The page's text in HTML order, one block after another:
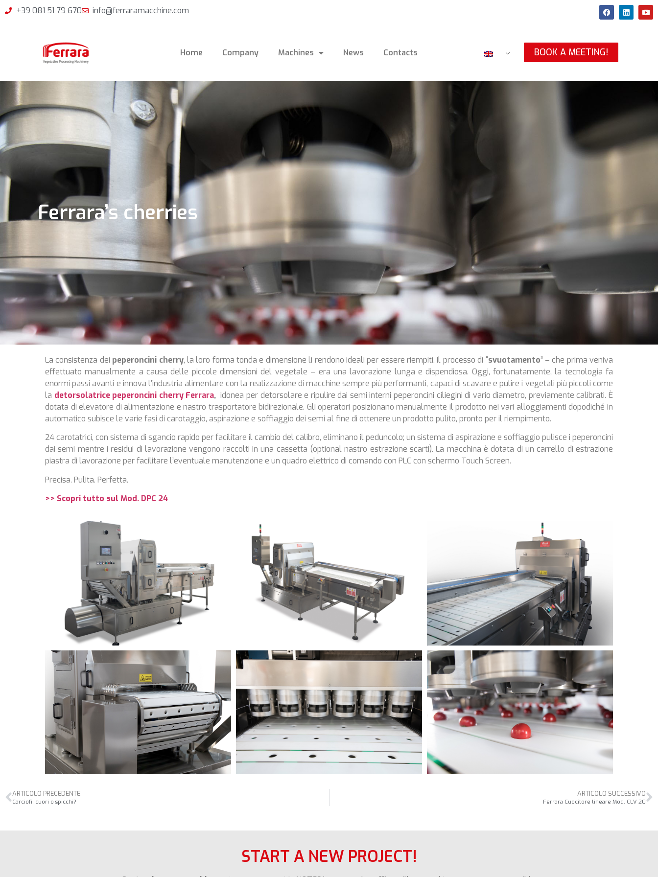
+39 081 51 79 670 info@ferraramacchine.com
Home Company Machines News Contacts BOOK A MEETING!
Ferrara’s cherries
La consistenza dei peperoncini cherry, la loro forma tonda e dimensione li rendono ideali per essere riempiti. Il processo di “svuotamento” – che prima veniva
effettuato manualmente a causa delle piccole dimensioni del vegetale – era una lavorazione lunga e dispendiosa. Oggi, fortunatamente, la tecnologia fa
enormi passi avanti e innova l’industria alimentare con la realizzazione di macchine sempre più performanti, capaci di scavare e pulire i vegetali più piccoli come
la detorsolatrice peperoncini cherry Ferrara, idonea per detorsolare e ripulire dai semi interni peperoncini ciliegini di vario diametro, previamente calibrati. È
dotata di elevatore di alimentazione e nastro trasportatore bidirezionale. Gli operatori posizionano manualmente il prodotto nei vari alloggiamenti dopodiché in
automatico subisce le varie fasi di carotaggio, aspirazione e soffiaggio dei semi al fine di ottenere un prodotto pulito, pronto per il riempimento.
24 carotatrici, con sistema di sgancio rapido per facilitare il cambio del calibro, eliminano il peduncolo; un sistema di aspirazione e soffiaggio pulisce i peperoncini
dai semi mentre i residui di lavorazione vengono raccolti in una cassetta (optional nastro estrazione scarti). La macchina è dotata di un carrello di estrazione
piastra di lavorazione per facilitare l’eventuale manutenzione e un quadro elettrico di comando con PLC con schermo Touch Screen.
Precisa. Pulita. Perfetta.
>> Scopri tutto sul Mod. DPC 24
ARTICOLO PRECEDENTE
Carciofi: cuori o spicchi?
ARTICOLO SUCCESSIVO
Ferrara Cuocitore lineare Mod. CLV 20
START A NEW PROJECT!